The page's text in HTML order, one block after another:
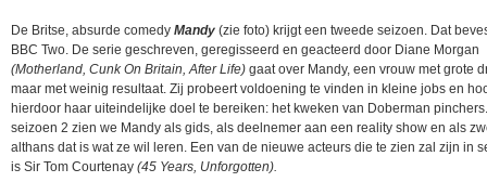
De Britse, absurde comedy Mandy (zie foto) krijgt een tweede seizoen. Dat
BBC Two. De serie geschreven, geregisseerd en geacteerd door Diane Morgan
(Motherland, Cunk On Britain, After Life) gaat over Mandy, een vrouw met grote
maar met weinig resultaat. Zij probeert voldoening te vinden in kleine jobs en
hierdoor haar uiteindelijke doel te bereiken: het kweken van Doberman
seizoen 2 zien we Mandy als gids, als deelnemer aan een reality show en als
althans dat is wat ze wil leren. Een van de nieuwe acteurs die te zien zal zijn in
is Sir Tom Courtenay (45 Years, Unforgotten).